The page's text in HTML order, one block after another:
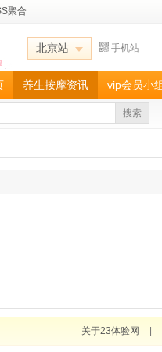
聚合
北京站 手机站
养生按摩资讯 vip会员小
搜索
关于23体验网